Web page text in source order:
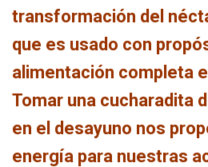
transformación del
que es usado con
alimentación completa
Tomar una cucharadita
en el desayuno nos
energía para nuestras